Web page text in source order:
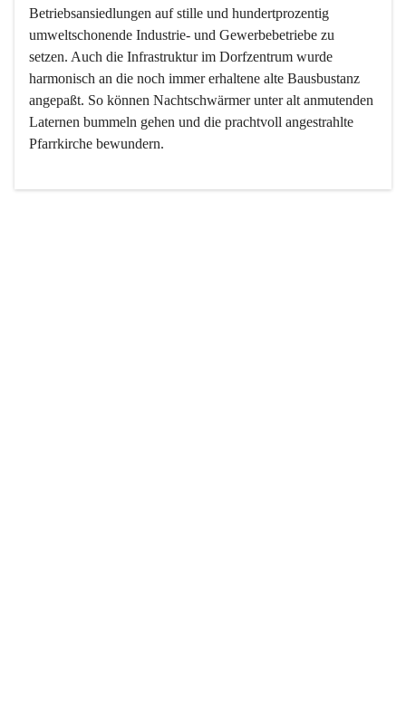
Betriebsansiedlungen auf stille und hundertprozentig
umweltschonende Industrie- und Gewerbebetriebe zu
setzen. Auch die Infrastruktur im Dorfzentrum wurde
harmonisch an die noch immer erhaltene alte Bausbustanz
angepaßt. So können Nachtschwärmer unter alt anmutenden
Laternen bummeln gehen und die prachtvoll angestrahlte
Pfarrkirche bewundern.
Der Weinbau dominert heute nicht mehr, ist aber integrativer